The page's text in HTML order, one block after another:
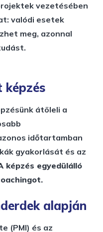
vezetésében
valódi esetek
meg, azonnal
képzés
átöleli a
időtartamban
gyakorlását és az
képzés egyedülálló
alapján
(PMI) és az